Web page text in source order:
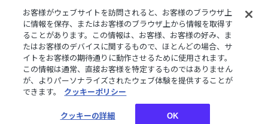
ご利用規約プライバシーポリシー
特定商取引法に基づく表記
ご利用ガイドよくある質問お問い合わせにじさんじ公式サイト
クッキーの詳細
©︎ANYCOLOR, Inc.
お客様がウェブサイトを訪問されると、お客様のブラウザ上
に情報を保存、またはお客様のブラウザ上から情報を取得す
ることがあります。この情報は、お客様、お客様の好み、ま
たはお客様のデバイスに関するもので、ほとんどの場合、サ
イトをお客様の期待通りに動作させるために使用されます。
この情報は通常、直接お客様を特定するものではありません
が、よりパーソナライズされたウェブ体験を提供することが
できます。
クッキーポリシー
クッキーの詳細 OK